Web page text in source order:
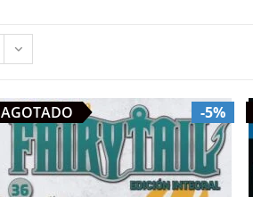
-5%
AGOTADO